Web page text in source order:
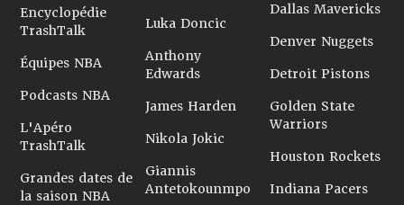
Encyclopédie
TrashTalk
Équipes NBA
Podcasts NBA
L'Apéro
TrashTalk
Grandes dates de
la saison NBA
Luka Doncic
Anthony
Edwards
James Harden
Nikola Jokic
Giannis
Antetokounmpo
Dallas Mavericks
Denver Nuggets
Detroit Pistons
Golden State
Warriors
Houston Rockets
Indiana Pacers